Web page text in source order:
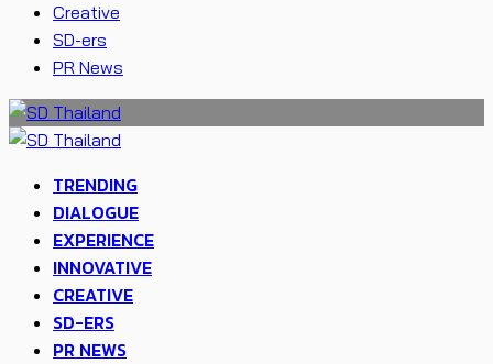
Creative
SD-ers
PR News
TRENDING
DIALOGUE
EXPERIENCE
INNOVATIVE
CREATIVE
SD-ERS
PR NEWS